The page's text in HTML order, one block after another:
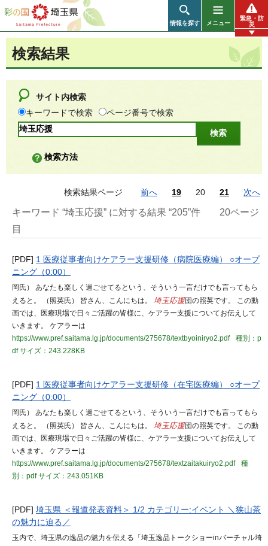
彩の国 埼玉県
情報を探す メニュー
緊急・防
災
検索結果
サイト内検索
キーワードで検索
ページ番号で検索
検索方法
検索結果ページ 前へ 19 20 21 次へ
キーワード “埼玉応援” に対する結果 “205”件
20ページ
目
[PDF] 1 医療従事者向けケアラー支援研修（病院医療編） ○オープ
ニング（0:00）
岡氏） あなたも楽しく過ごせてるという、そういう一言だけでも言ってもら
えると。 （照英氏） 皆さん、こんにちは。 埼玉応援団の照英です。 この動
画では、医療現場で日々ご活躍の皆様に、ケアラー支援についてお伝えして
いきます。 ケアラーは
https://www.pref.saitama.lg.jp/documents/275678/textbyoiniryo2.pdf
種別：p
dfサイズ：243.228KB
[PDF] 1 医療従事者向けケアラー支援研修（在宅医療編） ○オープ
ニング（0:00）
岡氏） あなたも楽しく過ごせてるという、そういう一言だけでも言ってもら
えると。 （照英氏） 皆さん、こんにちは。 埼玉応援団の照英です。 この動
画では、医療現場で日々ご活躍の皆様に、ケアラー支援についてお伝えして
いきます。 ケアラーは
https://www.pref.saitama.lg.jp/documents/275678/textzaitakuiryo2.pdf
種
別：pdfサイズ：243.051KB
[PDF] 埼玉県 ＜報道発表資料＞ 1/2 カテゴリー:イベント ＼狭山茶
の魅力に迫る／
玉内で、埼玉県の逸品の魅力を伝える「埼玉逸品トークショーinバーチャル埼